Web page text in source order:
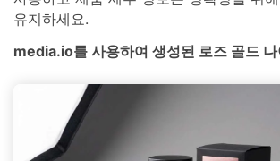
유지하세요.
media.io를 사용하여 생성된 로즈 골드